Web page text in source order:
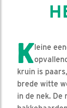
Kleine
kruin is
brede witte
in de nek. De